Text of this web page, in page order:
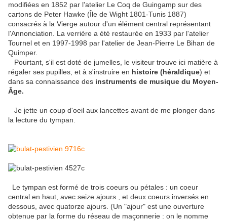
modifiées en 1852 par l'atelier Le Coq de Guingamp sur des
cartons de Peter Hawke (Île de Wight 1801-Tunis 1887)
consacrés à la Vierge autour d'un élément central représentant
l'Annonciation. La verrière a été restaurée en 1933 par l'atelier
Tournel et en 1997-1998 par l'atelier de Jean-Pierre Le Bihan de
Quimper.
Pourtant, s'il est doté de jumelles, le visiteur trouve ici matière à
régaler ses pupilles, et à s'instruire en histoire (héraldique) et
dans sa connaissance des instruments de musique du Moyen-
Âge.
Je jette un coup d'oeil aux lancettes avant de me plonger dans
la lecture du tympan.
Le tympan est formé de trois coeurs ou pétales : un coeur
central en haut, avec seize ajours , et deux coeurs inversés en
dessous, avec quatorze ajours. (Un "ajour" est une ouverture
obtenue par la forme du réseau de maçonnerie : on le nomme